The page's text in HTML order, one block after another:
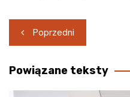
Nawigacja
wpisu
Poprzedni
Powiązane teksty